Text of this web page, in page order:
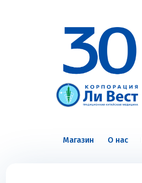
Магазин О нас